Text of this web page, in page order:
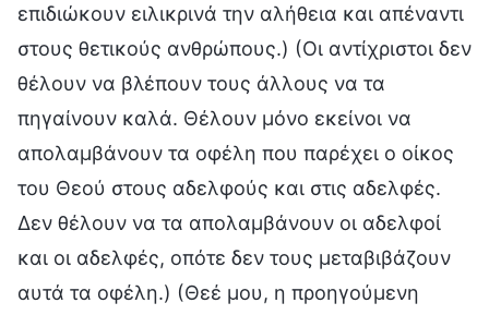
επιδιώκουν ειλικρινά την αλήθεια και απέναντι
στους θετικούς ανθρώπους.) (Οι αντίχριστοι δεν
θέλουν να βλέπουν τους άλλους να τα
πηγαίνουν καλά. Θέλουν μόνο εκείνοι να
απολαμβάνουν τα οφέλη που παρέχει ο οίκος
του Θεού στους αδελφούς και στις αδελφές.
Δεν θέλουν να τα απολαμβάνουν οι αδελφοί
και οι αδελφές, οπότε δεν τους μεταβιβάζουν
αυτά τα οφέλη.) (Θεέ μου, η προηγούμενη